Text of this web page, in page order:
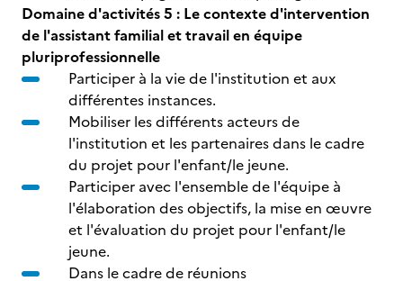
Domaine d'activités 5 : Le contexte d'intervention
de l'assistant familial et travail en équipe
pluriprofessionnelle
Participer à la vie de l'institution et aux
différentes instances.
Mobiliser les différents acteurs de
l'institution et les partenaires dans le cadre
du projet pour l'enfant/le jeune.
Participer avec l'ensemble de l'équipe à
l'élaboration des objectifs, la mise en œuvre
et l'évaluation du projet pour l'enfant/le
jeune.
Dans le cadre de réunions